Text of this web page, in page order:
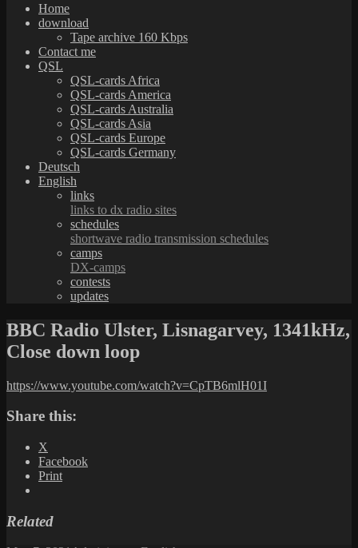
Home
download
Tape archive 160 Kbps
Contact me
QSL
QSL-cards Africa
QSL-cards America
QSL-cards Australia
QSL-cards Asia
QSL-cards Europe
QSL-cards Germany
Deutsch
English
links
links to dx radio sites
schedules
shortwave radio transmission schedules
camps
DX-camps
contests
updates
BBC Radio Ulster, Lisnagarvey, 1341kHz,
Close down loop
https://www.youtube.com/watch?v=CpTB6mlH01I
Share this:
X
Facebook
Print
Related